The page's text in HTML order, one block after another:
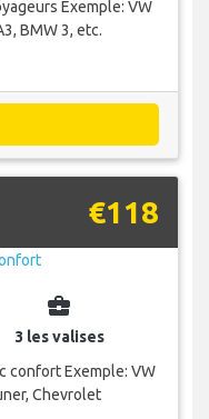
Exemple: VW
BMW 3, etc.
€118
business_center
3 les valises
confort Exemple: VW
Chevrolet